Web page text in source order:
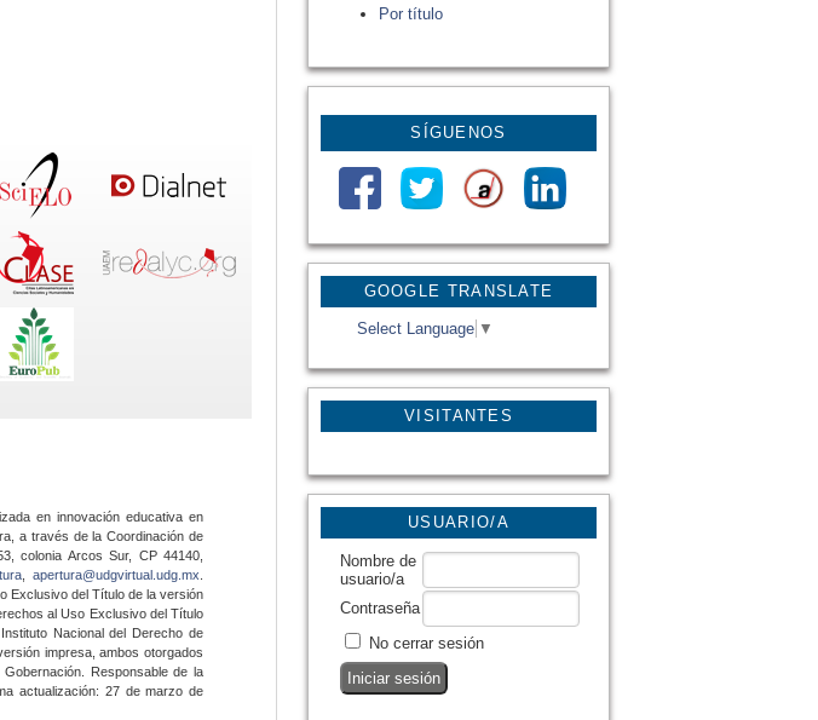
GOOGLE TRANSLATE
Select Language ▼
VISITANTES
Por título
SÍGUENOS
USUARIO/A
Nombre de
usuario/a
Contraseña
No cerrar sesión
en innovación educativa en
a través de la Coordinación de
colonia Arcos Sur, CP 44140,
apertura@udgvirtual.udg.mx
Exclusivo del Título de la versión
al Uso Exclusivo del Título
Nacional del Derecho de
impresa, ambos otorgados
Responsable de la
actualización: 27 de marzo de